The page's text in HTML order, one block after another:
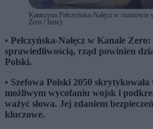
Katarzyna Pełczyńska-Nałęcz w
Zero / Inne)
• Pełczyńska-Nałęcz w Kanale
sprawiedliwością, rząd powinien
Polski.
• Szefowa Polski 2050
możliwym wycofaniu wojsk i
ważyć słowa. Jej zdaniem
kluczowe.